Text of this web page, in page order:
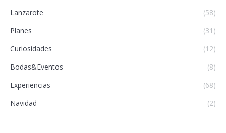
Lanzarote
(58)
Planes
(31)
Curiosidades
(12)
Bodas&Eventos
(8)
Experiencias
(68)
Navidad
(2)